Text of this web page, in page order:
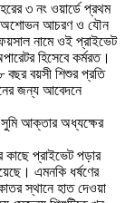
৩ নং ওয়ার্ডে প্রথম
অশোভন আচরণ ও যৌন
নামে ওই প্রাইভেট
হিসেবে কর্মরত।
বছর বয়সী শিশুর প্রতি
জন্য আবেদনে
সুমি আক্তার অধ্যক্ষের
প্রাইভেট পড়ার
এমনকি ধর্ষণের
স্থানে হাত দেওয়া